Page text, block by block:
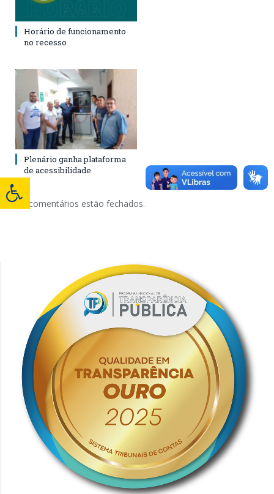
Horário de funcionamento
no recesso
Plenário ganha plataforma
de acessibilidade
Os comentários estão fechados.